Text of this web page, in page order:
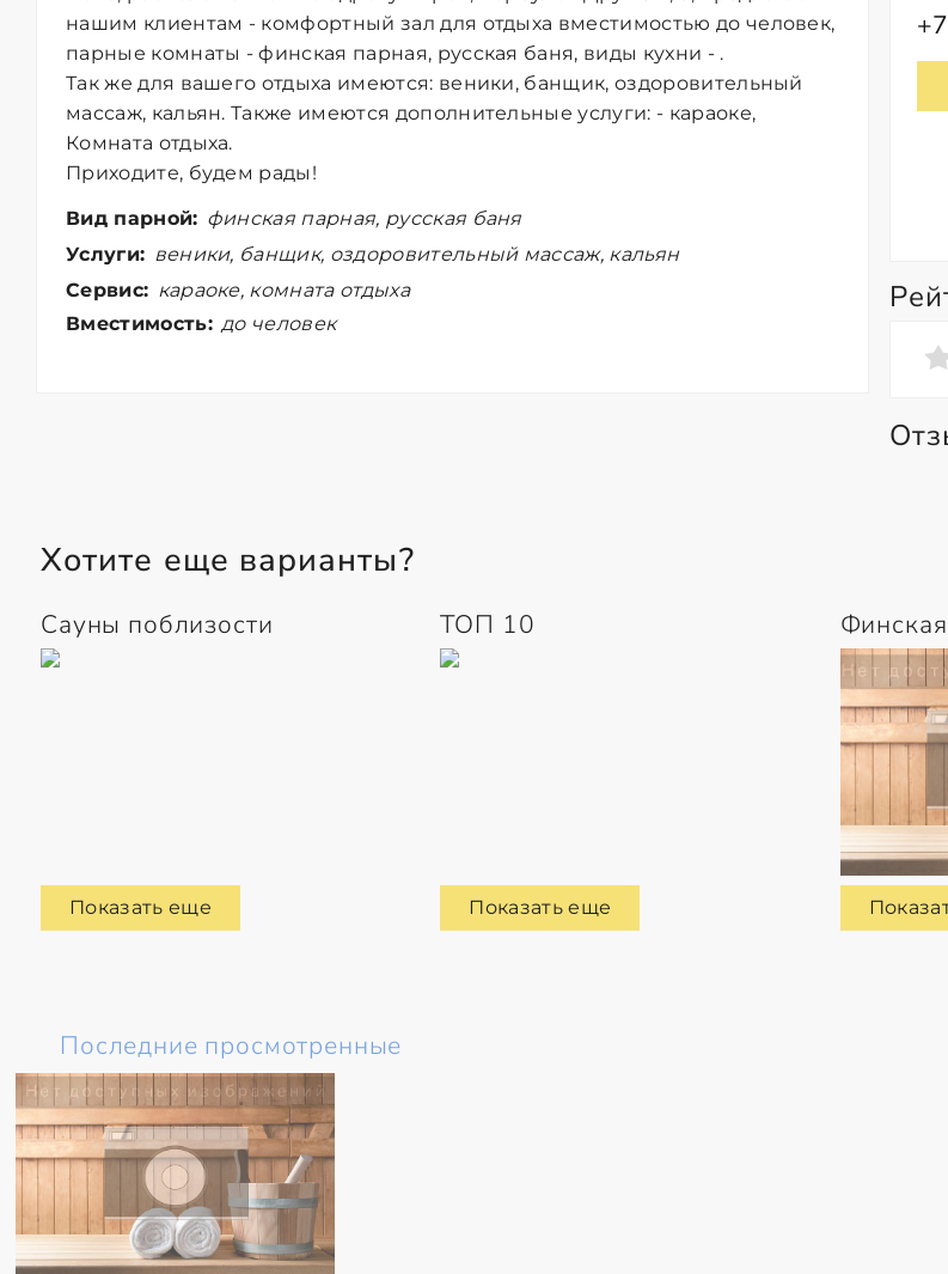
нашим клиентам - комфортный зал для отдыха вместимостью до человек,
парные комнаты - финская парная, русская баня, виды кухни - .
Так же для вашего отдыха имеются: веники, банщик, оздоровительный
массаж, кальян. Также имеются дополнительные услуги: - караоке,
Комната отдыха.
Приходите, будем рады!
Вид парной: финская парная, русская баня
Услуги: веники, банщик, оздоровительный массаж, кальян
Сервис: караоке, комната отдыха
Вместимость: до человек
Хотите еще варианты?
Сауны поблизости
Показать еще
ТОП 10
Показать еще
Последние просмотренные